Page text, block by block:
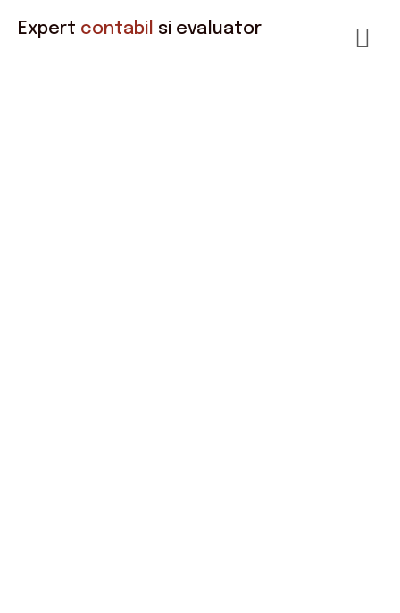
Expert contabil si evaluator